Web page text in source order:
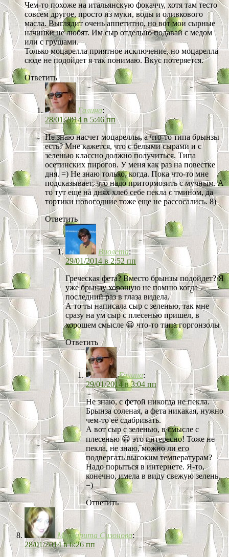
Чем-то похоже на итальянскую фокаччу, хотя там тесто
совсем другое, просто из муки, воды и оливкового
масла. Выглядит очень аппетитно, но вот мои сырные
начинки не любят. Им сыр отдельно подавай с медом
или с грушами.
Только моцарелла приятное исключение, но моцарелла
сюде не подойдет я так понимаю. Вкус потеряется.
Ответить
Галина:
28/01/2014 в 5:46 пп
Не знаю насчет моцареллы, а что-то типа брынзы
есть? Мне кажется, что с белыми сырами и с
зеленью классно должно получиться. Типа
осетинских пирогов. У меня как раз на повестке
дня. =) Не знаю только, когда. Пока что-то мне
подсказывает, что надо притормозить с мучным. А
то тут еще на днях хлеб себе пекла с тмином, да
тортики новогодние тоже еще не рассосались. 8)
Ответить
Виолета:
29/01/2014 в 2:52 пп
Греческая фета? Вместо брынзы подойдет? Я
уже брынзу хорошую не помню когда
последний раз в глаза видела.
А то ты написала сыр с зеленью, так мне
сразу на ум сыр с плесенью пришел, в
хорошем смысле 😀 что-то типа горгонзолы
Ответить
Галина:
29/01/2014 в 3:04 пп
Не знаю, с фетой никогда не пекла.
Брынза соленая, а фета никакая, нужно
чем-то её сдабривать.
А вот сыр с зеленью, в смысле с
плесенью 😀 это интересно! Тоже не
пекла, не знаю, можно ли его
подвергать высоким температурам?
Надо порыться в интернете. Я-то,
конечно, имела в виду свежую зелень.
=)
Ответить
Маргарита Сизонова:
28/01/2014 в 6:26 пп